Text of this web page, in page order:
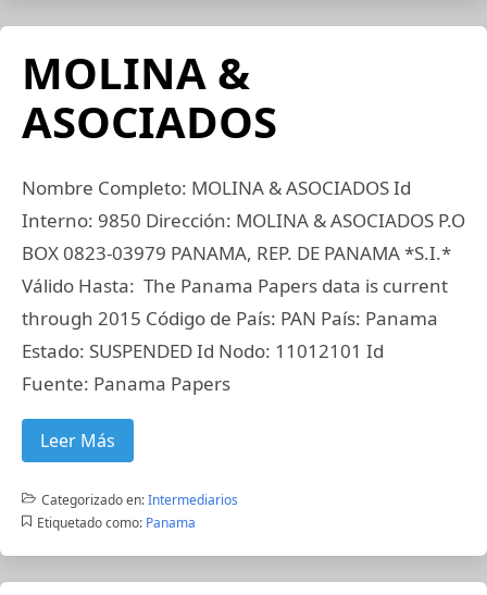
MOLINA &
ASOCIADOS
Nombre Completo: MOLINA & ASOCIADOS Id
Interno: 9850 Dirección: MOLINA & ASOCIADOS P.O
BOX 0823-03979 PANAMA, REP. DE PANAMA *S.I.*
Válido Hasta: The Panama Papers data is current
through 2015 Código de País: PAN País: Panama
Estado: SUSPENDED Id Nodo: 11012101 Id
Fuente: Panama Papers
Leer Más
Categorizado en:Intermediarios
Etiquetado como: Panama